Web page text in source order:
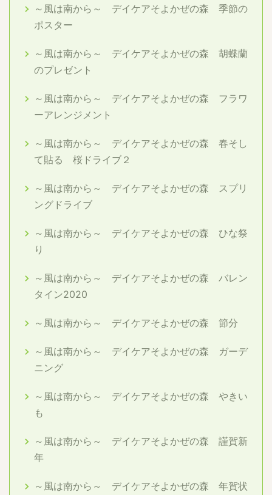
～風は南から～ デイケアそよかぜの森 季節の
ポスター
～風は南から～ デイケアそよかぜの森 胡蝶蘭
のプレゼント
～風は南から～ デイケアそよかぜの森 フラワ
ーアレンジメント
～風は南から～ デイケアそよかぜの森 春そし
て貼る 桜ドライブ２
～風は南から～ デイケアそよかぜの森 スプリ
ングドライブ
～風は南から～ デイケアそよかぜの森 ひな祭
り
～風は南から～ デイケアそよかぜの森 バレン
タイン2020
～風は南から～ デイケアそよかぜの森 節分
～風は南から～ デイケアそよかぜの森 ガーデ
ニング
～風は南から～ デイケアそよかぜの森 やきい
も
～風は南から～ デイケアそよかぜの森 謹賀新
年
～風は南から～ デイケアそよかぜの森 年賀状